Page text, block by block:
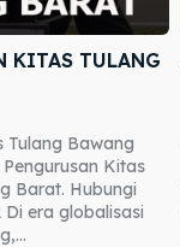
KITAS TULANG
Tulang Bawang
Kitas
Barat. Hubungi
Di era globalisasi